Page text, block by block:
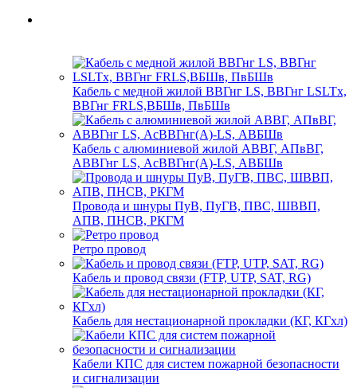
Кабель с медной жилой ВВГнг LS, ВВГнг LSLTx,
ВВГнг FRLS,ВБШв, ПвБШв
Кабель с алюминиевой жилой АВВГ, АПвВГ,
АВВГнг LS, АсВВГнг(А)-LS, АВБШв
Провода и шнуры ПуВ, ПуГВ, ПВС, ШВВП,
АПВ, ПНСВ, РКГМ
Ретро провод
Кабель и провод связи (FTP, UTP, SAT, RG)
Кабель для нестационарной прокладки (КГ, КГхл)
Кабели КПС для систем пожарной безопасности
и сигнализации